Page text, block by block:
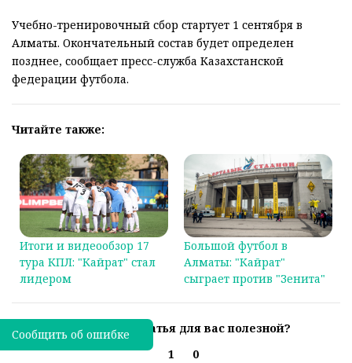
Учебно-тренировочный сбор стартует 1 сентября в
Алматы. Окончательный состав будет определен
позднее, сообщает пресс-служба Казахстанской
федерации футбола.
Читайте также:
Итоги и видеообзор 17
тура КПЛ: "Кайрат" стал
лидером
Большой футбол в
Алматы: "Кайрат"
сыграет против "Зенита"
Была ли эта статья для вас полезной?
1
0
Сообщить об ошибке